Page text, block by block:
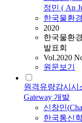
정민 ( An
한국물환
2020
한국물환
발표회
Vol.2020
원문보기
원격유량감시시
Gateway 개발
신창민(
한국통신